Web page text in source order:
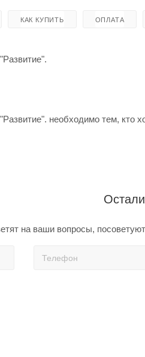
КАК КУПИТЬ ОПЛАТА
необходимо тем, кто
на ваши вопросы,